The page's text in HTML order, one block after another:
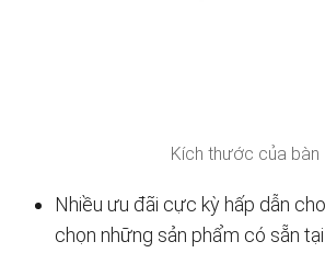
Kích thước của bàn
Nhiều ưu đãi cực kỳ hấp dẫn
chọn những sản phẩm có sẵn